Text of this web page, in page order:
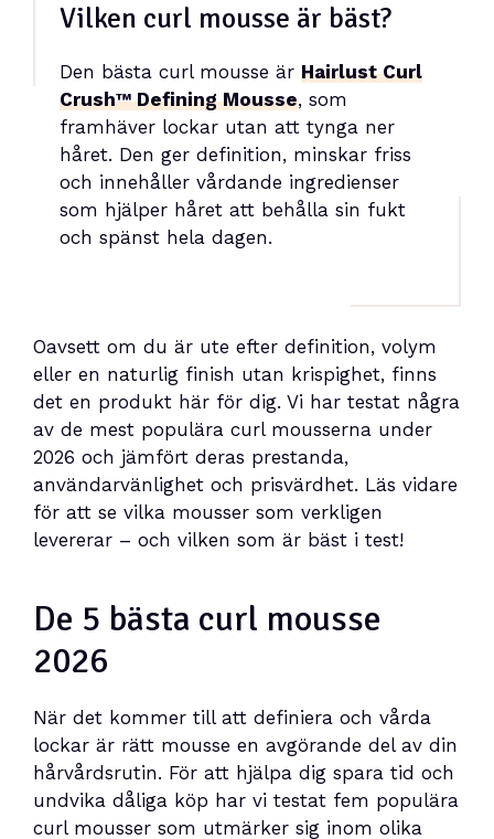
Vilken curl mousse är bäst?
Den bästa curl mousse är Hairlust Curl
Crush™ Defining Mousse, som
framhäver lockar utan att tynga ner
håret. Den ger definition, minskar friss
och innehåller vårdande ingredienser
som hjälper håret att behålla sin fukt
och spänst hela dagen.
Oavsett om du är ute efter definition, volym
eller en naturlig finish utan krispighet, finns
det en produkt här för dig. Vi har testat några
av de mest populära curl mousserna under
2026 och jämfört deras prestanda,
användarvänlighet och prisvärdhet. Läs vidare
för att se vilka mousser som verkligen
levererar – och vilken som är bäst i test!
De 5 bästa curl mousse
2026
När det kommer till att definiera och vårda
lockar är rätt mousse en avgörande del av din
hårvårdsrutin. För att hjälpa dig spara tid och
undvika dåliga köp har vi testat fem populära
curl mousser som utmärker sig inom olika